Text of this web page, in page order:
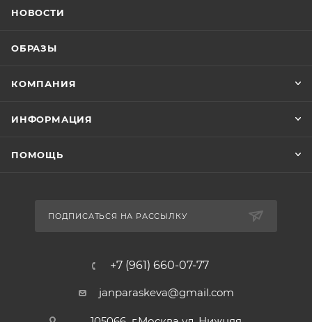
НОВОСТИ
ОБРАЗЫ
КОМПАНИЯ
ИНФОРМАЦИЯ
ПОМОЩЬ
ПОДПИСАТЬСЯ НА РАССЫЛКУ
+7 (961) 660-07-77
janparaskeva@gmail.com